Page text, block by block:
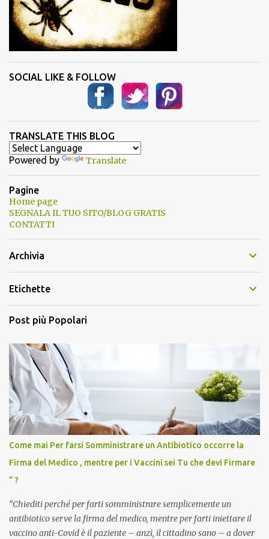
SOCIAL LIKE & FOLLOW
TRANSLATE THIS BLOG
Powered by Translate
Pagine
Home page
SEGNALA IL TUO SITO/BLOG GRATIS
CONTATTI
Archivia
Etichette
Post più Popolari
Come mai Per farsi Somministrare un Antibiotico occorre la
Firma del Medico , mentre per i Vaccini sei Tu che devi Firmare
” ?
“Chiediti perché per farti somministrare semplicemente un
antibiotico serve la firma del medico, mentre per farti iniettare il
vaccino anti-Covid è il paziente – anzi, il cittadino sano – a dover